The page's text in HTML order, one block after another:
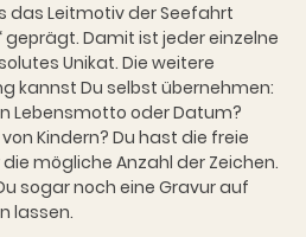
das Leitmotiv der Seefahrt
geprägt. Damit ist jeder einzelne
Unikat. Die weitere
kannst Du selbst übernehmen:
Lebensmotto oder Datum?
Kindern? Du hast die freie
mögliche Anzahl der Zeichen.
sogar noch eine Gravur auf
lassen.